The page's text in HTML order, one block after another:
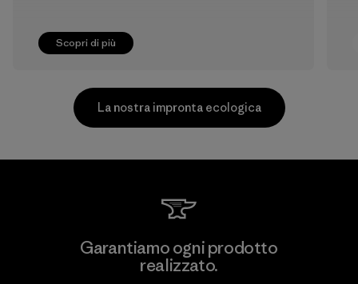
Scopri di più
Kwang Viet Garment Co., Ltd
La nostra impronta ecologica
Garantiamo ogni prodotto
realizzato.